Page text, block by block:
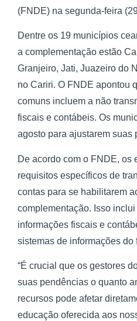
(FNDE) na segunda-feira
Dentre os 19 municípios
a complementação estão
Granjeiro, Jati, Juazeiro do
no Cariri. O FNDE apontou
comuns incluem a não
fiscais e contábeis. Os
agosto para ajustarem suas
De acordo com o FNDE, os
requisitos específicos de
contas para se habilitarem
complementação. Isso
informações fiscais e
sistemas de informações do
“É crucial que os gestores
suas pendências o quanto
recursos pode afetar
educação oferecida aos